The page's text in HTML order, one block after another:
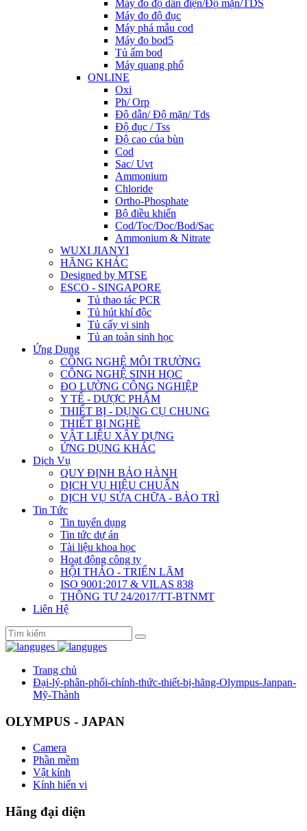
Máy đo độ dẫn điện/Độ mặn/TDS
Máy đo độ đục
Máy phá mẫu cod
Máy đo bod5
Tủ ấm bod
Máy quang phổ
ONLINE
Oxi
Ph/ Orp
Độ dẫn/ Độ mặn/ Tds
Độ đục / Tss
Độ cao của bùn
Cod
Sac/ Uvt
Ammonium
Chloride
Ortho-Phosphate
Bộ điều khiển
Cod/Toc/Doc/Bod/Sac
Ammonium & Nitrate
WUXI JIANYI
HÃNG KHÁC
Designed by MTSE
ESCO - SINGAPORE
Tủ thao tác PCR
Tủ hút khí độc
Tủ cấy vi sinh
Tủ an toàn sinh học
Ứng Dụng
CÔNG NGHỆ MÔI TRƯỜNG
CÔNG NGHỆ SINH HỌC
ĐO LƯỜNG CÔNG NGHIỆP
Y TẾ - DƯỢC PHẨM
THIẾT BỊ - DỤNG CỤ CHUNG
THIẾT BỊ NGHỀ
VẬT LIỆU XÂY DỰNG
ỨNG DỤNG KHÁC
Dịch Vụ
QUY ĐỊNH BẢO HÀNH
DỊCH VỤ HIỆU CHUẨN
DỊCH VỤ SỬA CHỮA - BẢO TRÌ
Tin Tức
Tin tuyển dụng
Tin tức dự án
Tài liệu khoa học
Hoạt động công ty
HỘI THẢO - TRIỂN LÃM
ISO 9001:2017 & VILAS 838
THÔNG TƯ 24/2017/TT-BTNMT
Liên Hệ
Trang chủ
Đại-lý-phân-phối-chính-thức-thiết-bị-hãng-Olympus-Janpan-
Mỹ-Thành
OLYMPUS - JAPAN
Camera
Phần mềm
Vật kính
Kính hiển vi
Hãng đại diện